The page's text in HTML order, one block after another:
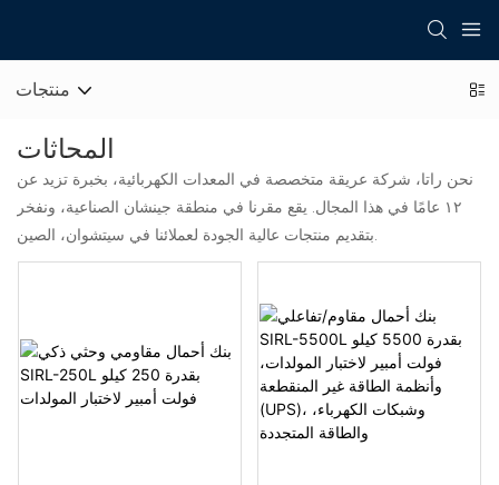
منتجات
المحاثات
نحن راتا، شركة عريقة متخصصة في المعدات الكهربائية، بخبرة تزيد عن
١٢ عامًا في هذا المجال. يقع مقرنا في منطقة جينشان الصناعية، ونفخر
بتقديم منتجات عالية الجودة لعملائنا في سيتشوان، الصين.